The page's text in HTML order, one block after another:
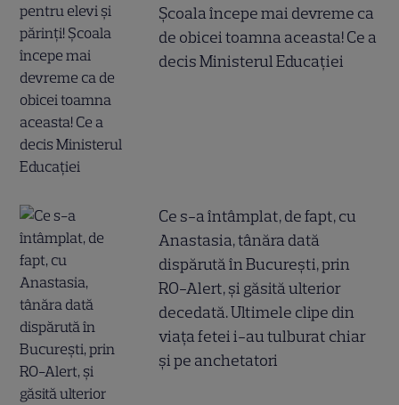
Școala începe mai devreme ca
de obicei toamna aceasta! Ce a
decis Ministerul Educației
Ce s-a întâmplat, de fapt, cu
Anastasia, tânăra dată
dispărută în București, prin
RO-Alert, și găsită ulterior
decedată. Ultimele clipe din
viața fetei i-au tulburat chiar
și pe anchetatori